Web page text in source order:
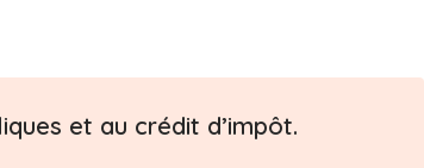
et au crédit d’impôt.